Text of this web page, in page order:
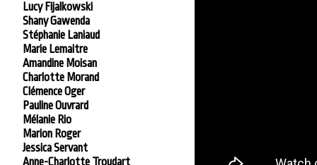
Lucy Fijalkowski
Shany Gawenda
Stéphanie Laniaud
Marie Lemaitre
Amandine Moisan
Charlotte Morand
Clémence Oger
Pauline Ouvrard
Mélanie Rio
Marion Roger
Jessica Servant
Anne-Charlotte Troudart